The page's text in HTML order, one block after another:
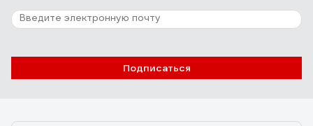
Подписаться